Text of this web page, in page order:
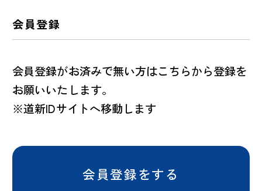
会員登録
会員登録がお済みで無い方はこちらから登録を
お願いいたします。
※道新IDサイトへ移動します
会員登録をする